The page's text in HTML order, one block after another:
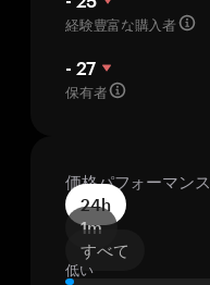
経験豊富な購入者
- 27
保有者
価格パフォーマンス
24h
1m
すべて
低い